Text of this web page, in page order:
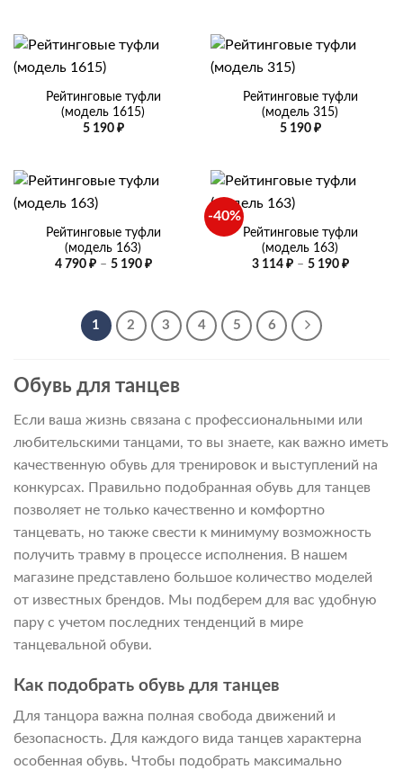
5
Рейтинговые туфли
(модель 1615)
5 190 ₽
Рейтинговые туфли
(модель 315)
5 190 ₽
Рейтинговые туфли
(модель 163)
4 790 ₽ – 5 190 ₽Диапазон
–
5
190 ₽
-40%
Рейтинговые туфли
(модель 163)
3 114 ₽ – 5 190 ₽
1 2 3 4 5 6
Обувь для танцев
Если ваша жизнь связана с профессиональными или
любительскими танцами, то вы знаете, как важно иметь
качественную обувь для тренировок и выступлений на
конкурсах. Правильно подобранная обувь для танцев
позволяет не только качественно и комфортно
танцевать, но также свести к минимуму возможность
получить травму в процессе исполнения. В нашем
магазине представлено большое количество моделей
от известных брендов. Мы подберем для вас удобную
пару с учетом последних тенденций в мире
танцевальной обуви.
Как подобрать обувь для танцев
Для танцора важна полная свобода движений и
безопасность. Для каждого вида танцев характерна
особенная обувь. Чтобы подобрать максимально